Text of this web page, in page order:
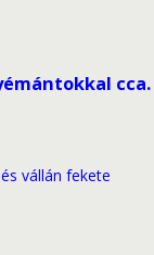
cca.
vállán fekete